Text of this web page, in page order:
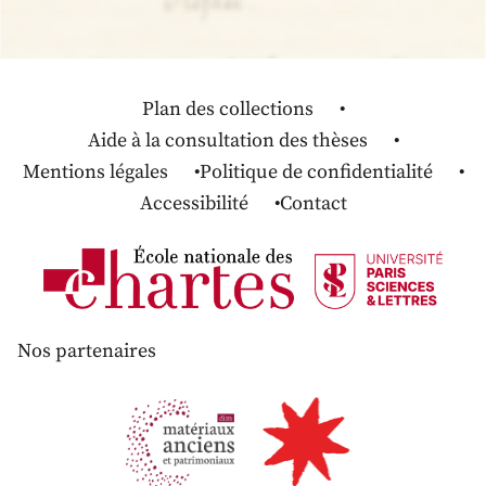
Plan des collections
Aide à la consultation des thèses
Mentions légales
Politique de confidentialité
Accessibilité
Contact
Nos partenaires